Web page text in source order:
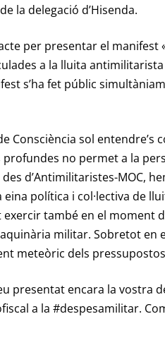
la delegació d’Hisenda.
per presentar el
a la lluita
s’ha fet públic
Consciència sol
no permet a la
d’Antimilitaristes-MOC,
eina política i col·lectiva de
exercir també en el moment
militar. Sobretot en
meteòric dels
presentat encara la vostra
a la #despesamilitar.